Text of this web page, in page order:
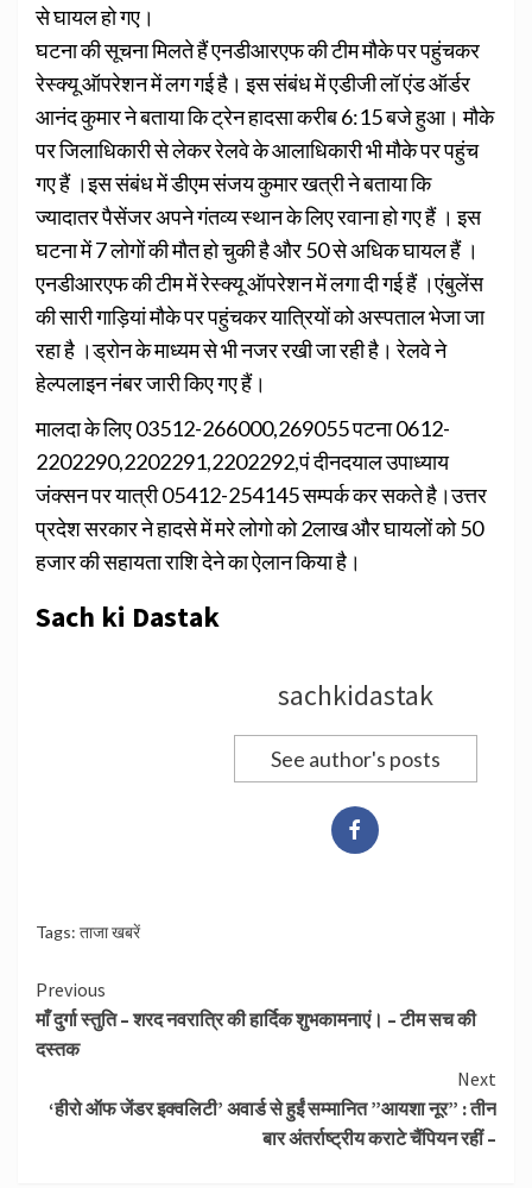
से घायल हो गए।
घटना की सूचना मिलते हैं एनडीआरएफ की टीम मौके पर पहुंचकर
रेस्क्यू ऑपरेशन में लग गई है। इस संबंध में एडीजी लॉ एंड ऑर्डर
आनंद कुमार ने बताया कि ट्रेन हादसा करीब 6:15 बजे हुआ। मौके
पर जिलाधिकारी से लेकर रेलवे के आलाधिकारी भी मौके पर पहुंच
गए हैं ।इस संबंध में डीएम संजय कुमार खत्री ने बताया कि
ज्यादातर पैसेंजर अपने गंतव्य स्थान के लिए रवाना हो गए हैं । इस
घटना में 7 लोगों की मौत हो चुकी है और 50 से अधिक घायल हैं ।
एनडीआरएफ की टीम में रेस्क्यू ऑपरेशन में लगा दी गई हैं ।एंबुलेंस
की सारी गाड़ियां मौके पर पहुंचकर यात्रियों को अस्पताल भेजा जा
रहा है ।ड्रोन के माध्यम से भी नजर रखी जा रही है। रेलवे ने
हेल्पलाइन नंबर जारी किए गए हैं।
मालदा के लिए 03512-266000,269055 पटना 0612-
2202290,2202291,2202292,पं दीनदयाल उपाध्याय
जंक्सन पर यात्री 05412-254145 सम्पर्क कर सकते है।उत्तर
प्रदेश सरकार ने हादसे में मरे लोगो को 2लाख और घायलों को 50
हजार की सहायता राशि देने का ऐलान किया है।
Sach ki Dastak
sachkidastak
See author's posts
Tags: ताजा खबरें
Continue
Reading
Previous
माँ दुर्गा स्तुति – शरद नवरात्रि की हार्दिक शुभकामनाएं। – टीम सच की
दस्तक
Next
‘हीरो ऑफ जेंडर इक्वलिटी’ अवार्ड से हुईं सम्मानित ”आयशा नूर” : तीन
बार अंतर्राष्ट्रीय कराटे चैंपियन रहीं –